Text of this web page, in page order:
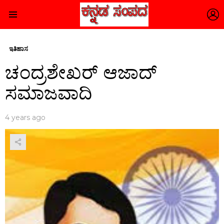
ಇತಿಹಾಸ
ಚಂದ್ರಶೇಖರ್ ಆಜಾದ್
ಸಮಾಜವಾದಿ
4 years ago